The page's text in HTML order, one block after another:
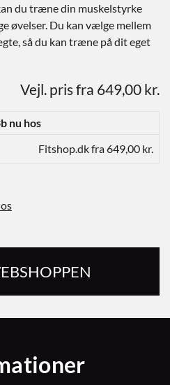
du træne din muskelstyrke
øvelser. Du kan vælge mellem
så du kan træne på dit eget
Vejl. pris fra 649,00 kr.
nu hos
Fitshop.dk fra 649,00 kr.